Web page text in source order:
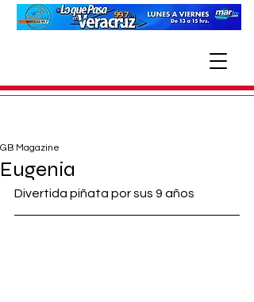
Eugenia
GB Magazine
Divertida piñata por sus 9 años